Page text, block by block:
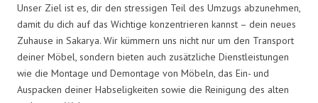
Unser Ziel ist es, dir den stressigen Teil des Umzugs abzunehmen,
damit du dich auf das Wichtige konzentrieren kannst – dein neues
Zuhause in Sakarya. Wir kümmern uns nicht nur um den Transport
deiner Möbel, sondern bieten auch zusätzliche Dienstleistungen
wie die Montage und Demontage von Möbeln, das Ein- und
Auspacken deiner Habseligkeiten sowie die Reinigung des alten